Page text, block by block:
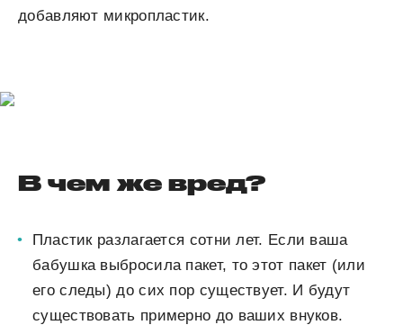
добавляют микропластик.
В чем же вред?
Пластик разлагается сотни лет. Если ваша
бабушка выбросила пакет, то этот пакет (или
его следы) до сих пор существует. И будут
существовать примерно до ваших внуков.